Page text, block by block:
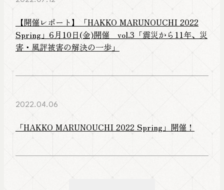
本田屋について
BLOG
ブログ
【開催レポート】「HAKKO MARUNOUCHI 2022
Spring」6月10日(金)開催 vol.3「震災から11年、災
害・風評被害の解決の一歩」
2022.04.06
「HAKKO MARUNOUCHI 2022 Spring」開催！